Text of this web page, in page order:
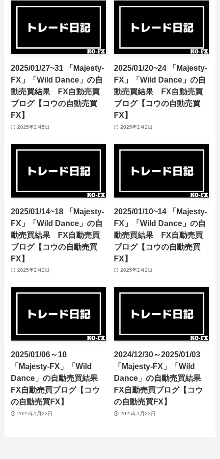
2025/01/27~31 「Majesty-
FX」「Wild Dance」の自
動売買結果 FX自動売買
ブログ【コウの自動売買
FX】
2025年2月5日
2025/01/20~24 「Majesty-
FX」「Wild Dance」の自
動売買結果 FX自動売買
ブログ【コウの自動売買
FX】
2025年2月2日
2025/01/14~18 「Majesty-
FX」「Wild Dance」の自
動売買結果 FX自動売買
ブログ【コウの自動売買
FX】
2025年2月2日
2025/01/10~14 「Majesty-
FX」「Wild Dance」の自
動売買結果 FX自動売買
ブログ【コウの自動売買
FX】
2025年2月2日
2025/01/06～10
「Majesty-FX」「Wild
Dance」の自動売買結果
FX自動売買ブログ【コウ
の自動売買FX】
2025年1月23日
2024/12/30～2025/01/03
「Majesty-FX」「Wild
Dance」の自動売買結果
FX自動売買ブログ【コウ
の自動売買FX】
2025年1月22日